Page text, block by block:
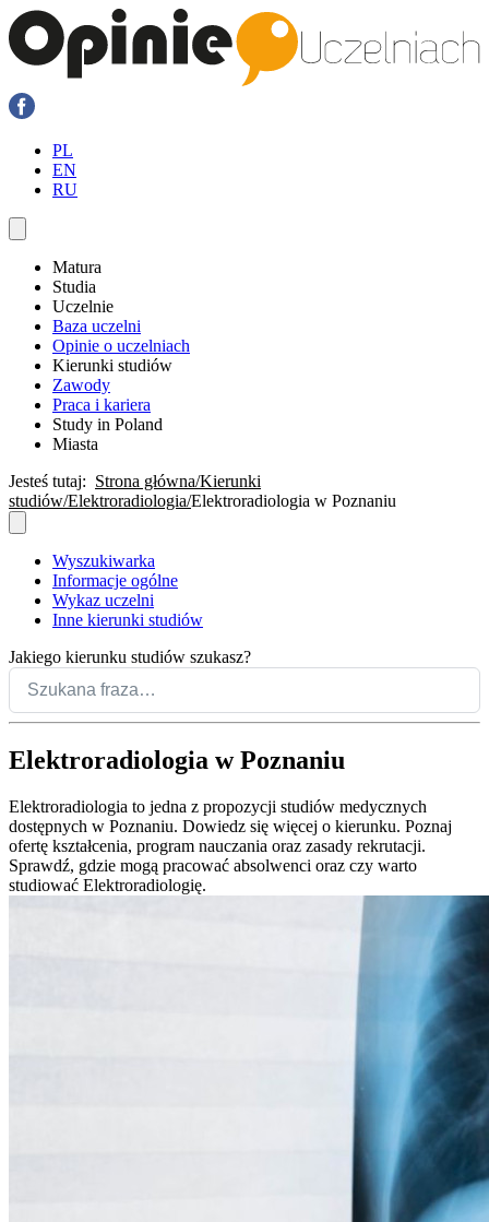
PL
EN
RU
Matura
Studia
Uczelnie
Baza uczelni
Opinie o uczelniach
Kierunki studiów
Zawody
Praca i kariera
Study in Poland
Miasta
Jesteś tutaj: Strona główna Kierunki
studiów Elektroradiologia Elektroradiologia w Poznaniu
Wyszukiwarka
Informacje ogólne
Wykaz uczelni
Inne kierunki studiów
Jakiego kierunku studiów szukasz?
Elektroradiologia w Poznaniu
Elektroradiologia to jedna z propozycji studiów medycznych
dostępnych w Poznaniu. Dowiedz się więcej o kierunku. Poznaj
ofertę kształcenia, program nauczania oraz zasady rekrutacji.
Sprawdź, gdzie mogą pracować absolwenci oraz czy warto
studiować Elektroradiologię.